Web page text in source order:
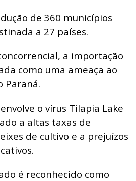
de 360 municípios
a 27 países.
a importação
como uma ameaça ao
Paraná.
o vírus Tilapia Lake
a altas taxas de
de cultivo e a prejuízos
é reconhecido como